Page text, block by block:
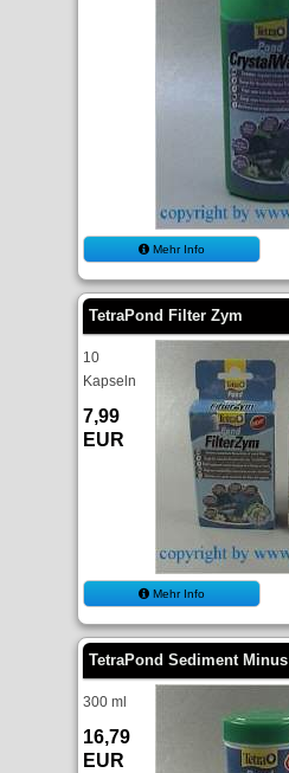
Mehr Info
TetraPond Filter Zym
10
Kapseln
7,99
EUR
Mehr Info
TetraPond Sediment Minus
300 ml
16,79
EUR